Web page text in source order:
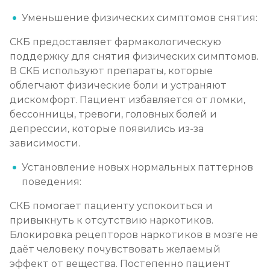
Уменьшение физических симптомов снятия:
СКБ предоставляет фармакологическую
поддержку для снятия физических симптомов.
В СКБ используют препараты, которые
облегчают физические боли и устраняют
дискомфорт. Пациент избавляется от ломки,
бессонницы, тревоги, головных болей и
депрессии, которые появились из-за
зависимости.
Установление новых нормальных паттернов
поведения:
СКБ помогает пациенту успокоиться и
привыкнуть к отсутствию наркотиков.
Блокировка рецепторов наркотиков в мозге не
даёт человеку почувствовать желаемый
эффект от вещества. Постепенно пациент